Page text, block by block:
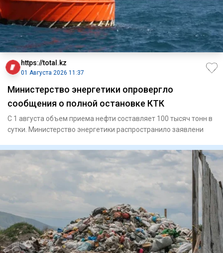
https://total.kz
01 Августа 2026 11:37
Министерство энергетики опровергло
сообщения о полной остановке КТК
С 1 августа объем приема нефти составляет 100 тысяч тонн в
сутки. Министерство энергетики распространило заявлени